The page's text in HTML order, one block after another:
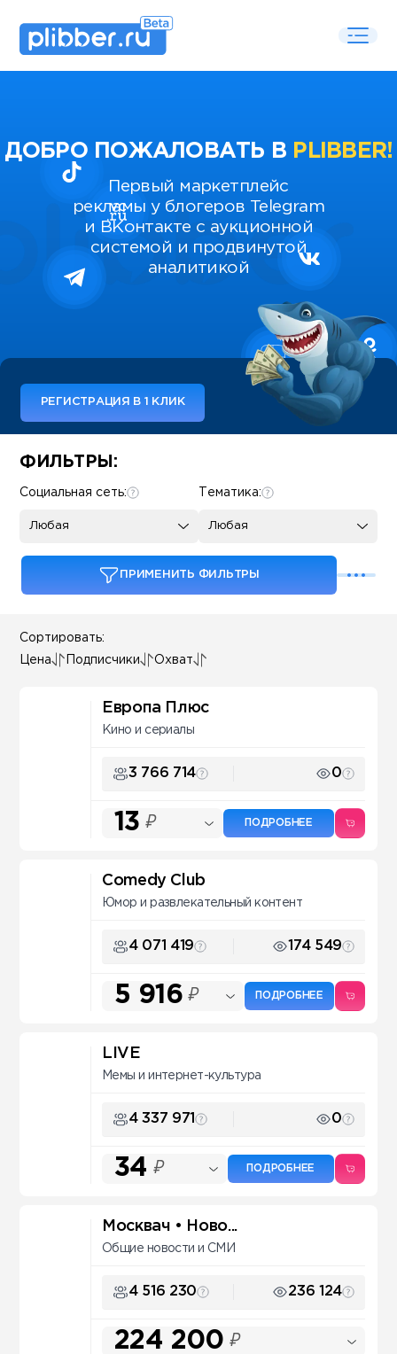
ДОБРО ПОЖАЛОВАТЬ В PLIBBER!
Первый маркетплейс
рекламы у блогеров Telegram
и ВКонтакте с аукционной
системой и продвинутой
аналитикой
РЕГИСТРАЦИЯ В 1 КЛИК
Some SEO Title
ФИЛЬТРЫ:
Тематика:
Любая
Социальная сеть:
Любая
ПРИМЕНИТЬ ФИЛЬТРЫ
Сортировать:
Цена Подписчики Охват
Европа Плюс
Кино и сериалы
3 766 714 0
13 ₽ ПОДРОБНЕЕ
Comedy Club
Юмор и развлекательный контент
4 071 419 174 549
5 916 ₽ ПОДРОБНЕЕ
LIVE
Мемы и интернет-культура
4 337 971 0
34 ₽ ПОДРОБНЕЕ
Москвач • Ново...
Общие новости и СМИ
4 516 230 236 124
224 200 ₽